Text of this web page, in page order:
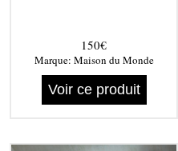
150€
Marque: Maison du Monde
Voir ce produit